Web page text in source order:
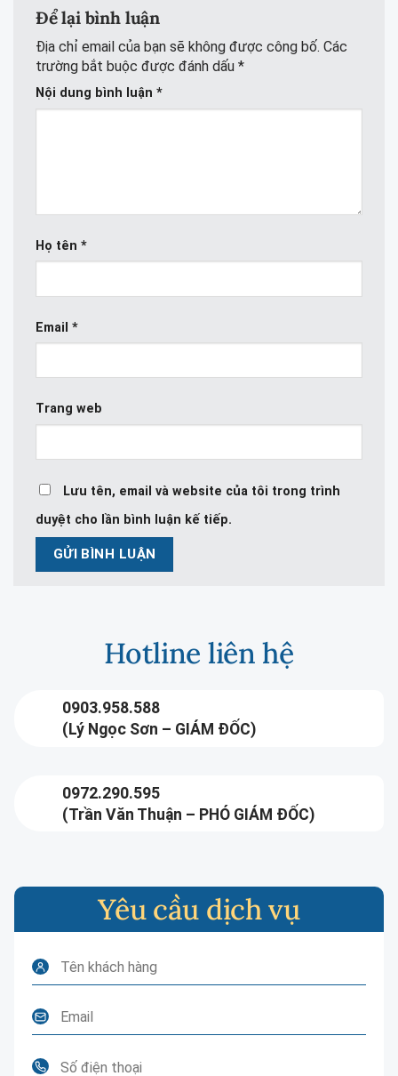
Để lại bình luận
Địa chỉ email của bạn sẽ không được công bố. Các
trường bắt buộc được đánh dấu *
Nội dung bình luận *
Họ tên *
Email *
Trang web
Lưu tên, email và website của tôi trong trình
duyệt cho lần bình luận kế tiếp.
Hotline liên hệ
0903.958.588
(Lý Ngọc Sơn – GIÁM ĐỐC)
0972.290.595
(Trần Văn Thuận – PHÓ GIÁM ĐỐC)
Yêu cầu dịch vụ